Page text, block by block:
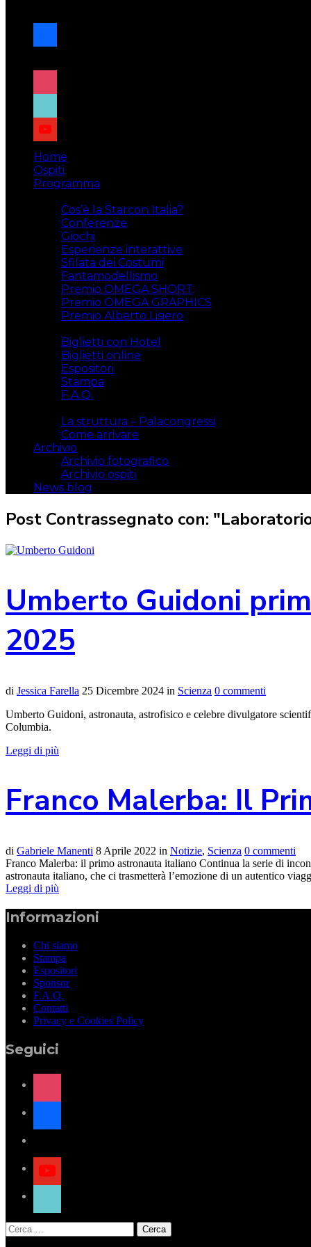
facebook
x
instagram
tiktok
youtube
Home
Ospiti
Programma
Cos’è la Starcon Italia?
Conferenze
Giochi
Esperienze interattive
Sfilata dei Costumi
Fantamodellismo
Premio OMEGA SHORT
Premio OMEGA GRAPHICS
Premio Alberto Lisiero
Biglietti con Hotel
Biglietti online
Espositori
Stampa
F.A.Q.
La struttura – Palacongressi
Come arrivare
Archivio
Archivio fotografico
Archivio ospiti
News blog
Post Contrassegnato con:
Umberto Guidoni
2025
di Jessica Farella 25 Dicembre 2024 in Scienza 0 commenti
Umberto Guidoni, astronauta, astrofisico e celebre divulgatore
Columbia.
Leggi di più
Franco Malerba: Il
di Gabriele Manenti 8 Aprile 2022 in Notizie, Scienza 0 commenti
Franco Malerba: il primo astronauta italiano Continua la serie di
astronauta italiano, che ci trasmetterà l’emozione di un autentico
Leggi di più
Informazioni
Chi siamo
Stampa
Espositori
Sponsor
F.A.Q.
Contatti
Privacy e Cookies Policy
Seguici
instagram
facebook
x
youtube
tiktok
Ricerca
per: